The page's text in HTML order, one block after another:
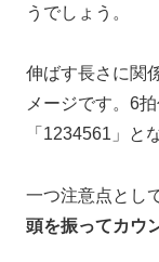
うでしょう。
伸ばす長さに関
メージです。 6拍
「1234561」と
一つ注意点とし
頭を振ってカウ